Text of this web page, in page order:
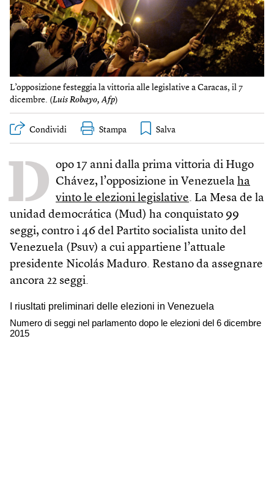
L’opposizione festeggia la vittoria alle legislative a Caracas, il 7
dicembre. (Luis Robayo, Afp)
Condividi Stampa
D opo 17 anni dalla prima vittoria di Hugo
Chávez, l’opposizione in Venezuela ha
vinto le elezioni legislative. La Mesa de la
unidad democrática (Mud) ha conquistato 99
seggi, contro i 46 del Partito socialista unito del
Venezuela (Psuv) a cui appartiene l’attuale
presidente Nicolás Maduro. Restano da assegnare
ancora 22 seggi.